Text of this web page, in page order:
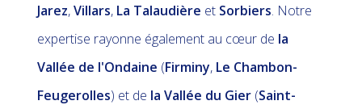
Jarez, Villars, La Talaudière et Sorbiers. Notre
expertise rayonne également au cœur de la
Vallée de l'Ondaine (Firminy, Le Chambon-
Feugerolles) et de la Vallée du Gier (Saint-